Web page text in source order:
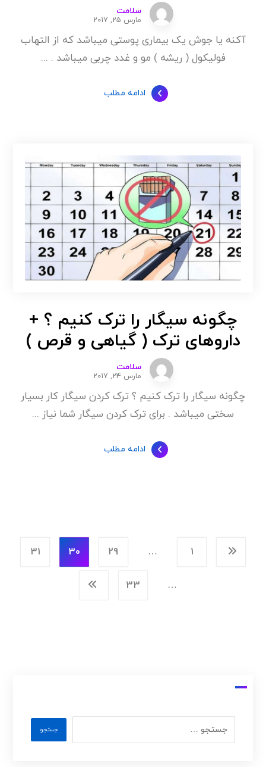
سلامت
مارس 25, 2017
آکنه یا جوش یک بیماری پوستی میباشد که از التهاب
فولیکول ( ریشه ) مو و غدد چربی میباشد . ...
ادامه مطلب
چگونه سیگار را ترک کنیم ؟ +
داروهای ترک ( گیاهی و قرص )
سلامت
مارس 24, 2017
چگونه سیگار را ترک کنیم ؟ ترک کردن سیگار کار بسیار
سختی میباشد . برای ترک کردن سیگار شما نیاز ...
ادامه مطلب
1
…
29
30
31
…
33